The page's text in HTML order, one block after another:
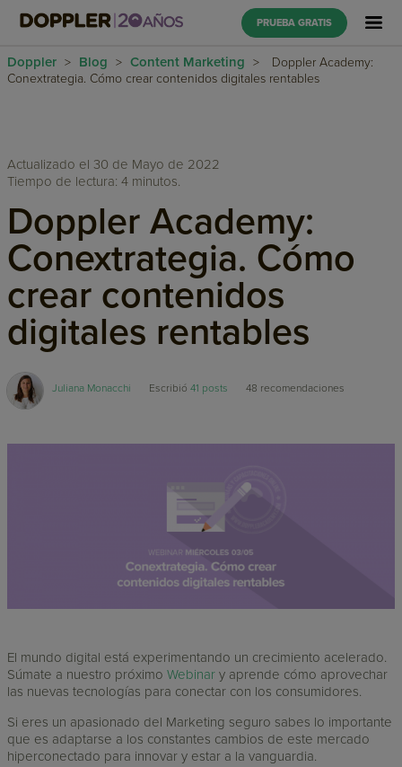
PRUEBA GRATIS
Doppler > Blog > Content Marketing >
Doppler Academy:
Conextrategia. Cómo crear contenidos digitales rentables
Actualizado el 30 de Mayo de 2022
Tiempo de lectura: 4 minutos.
Doppler Academy:
Conextrategia. Cómo
crear contenidos
digitales rentables
Juliana Monacchi Escribió41 posts 48 recomendaciones
El mundo digital está experimentando un crecimiento acelerado.
Súmate a nuestro próximoWebinary aprende cómo aprovechar
las nuevas tecnologías para conectar con los consumidores.
Si eres un apasionado del Marketing seguro sabes lo importante
que es adaptarse a los constantes cambios de este mercado
hiperconectado para innovar y estar a la vanguardia.